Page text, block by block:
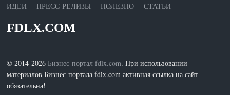
ИДЕИ
ПРЕСС-РЕЛИЗЫ ПОЛЕЗНО СТАТЬИ
FDLX.COM
© 2014-2026 Бизнес-портал fdlx.com. При использовании
материалов Бизнес-портала fdlx.com активная ссылка на сайт
обязательна!